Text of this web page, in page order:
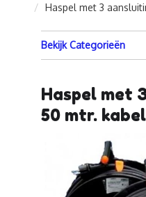
Haspel met 3
Bekijk Categorieën
Haspel met
50 mtr.